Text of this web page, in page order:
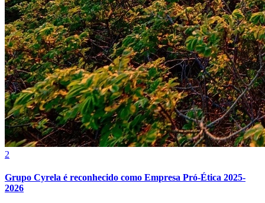
2
Grupo Cyrela é reconhecido como Empresa Pró-Ética 2025-
2026